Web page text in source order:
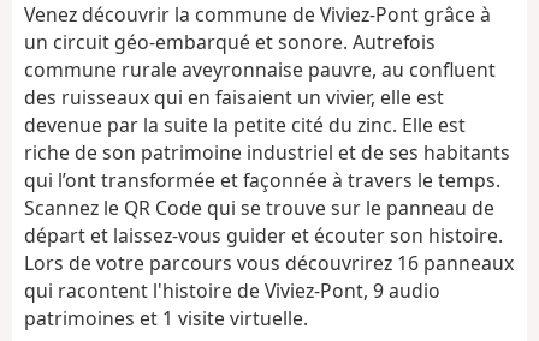
g
i
o
Venez découvrir la commune de Viviez-Pont grâce à
un circuit géo-embarqué et sonore. Autrefois
commune rurale aveyronnaise pauvre, au confluent
des ruisseaux qui en faisaient un vivier, elle est
devenue par la suite la petite cité du zinc. Elle est
riche de son patrimoine industriel et de ses habitants
qui l’ont transformée et façonnée à travers le temps.
Scannez le QR Code qui se trouve sur le panneau de
départ et laissez-vous guider et écouter son histoire.
Lors de votre parcours vous découvrirez 16 panneaux
qui racontent l'histoire de Viviez-Pont, 9 audio
patrimoines et 1 visite virtuelle.